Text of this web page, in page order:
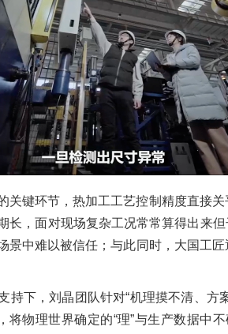
关键环节，热加工工艺控制精度直接
长，面对现场复杂工况常常算得出来
景中难以被信任；与此同时，大国工
持下，刘晶团队针对“机理摸不清、方
将物理世界确定的“理”与生产数据中